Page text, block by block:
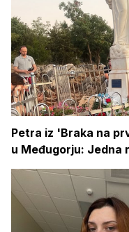
Petra iz 'Braka na
u Međugorju: Jedna